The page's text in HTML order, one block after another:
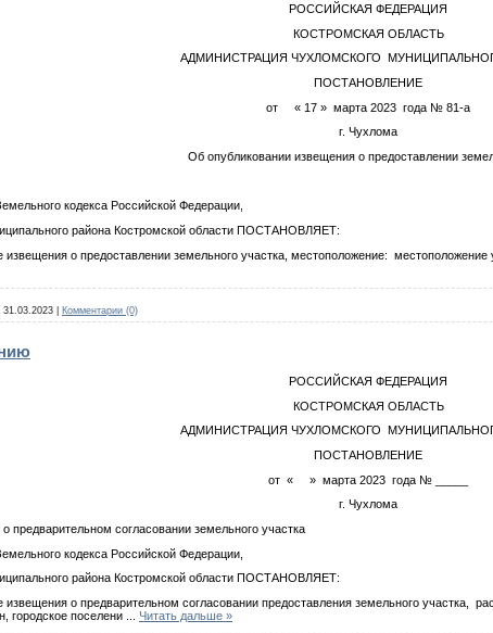
РОССИЙСКАЯ ФЕДЕРАЦИЯ
КОСТРОМСКАЯ ОБЛАСТЬ
АДМИНИСТРАЦИЯ ЧУХЛОМСКОГО
ПОСТАНОВЛЕНИЕ
от « 17 » марта 2023 года № 81-а
г. Чухлома
Об опубликовании извещения о предоставлении
кодекса Российской Федерации,
района Костромской области ПОСТАНОВЛЯЕТ:
о предоставлении земельного участка, местоположение: местоположение
31.03.2023 Комментарии (0)
РОССИЙСКАЯ ФЕДЕРАЦИЯ
КОСТРОМСКАЯ ОБЛАСТЬ
АДМИНИСТРАЦИЯ ЧУХЛОМСКОГО
ПОСТАНОВЛЕНИЕ
от « » марта 2023 года № _____
г. Чухлома
согласовании земельного участка
кодекса Российской Федерации,
района Костромской области ПОСТАНОВЛЯЕТ:
о предварительном согласовании предоставления земельного участка,
городское поселени
Читать дальше »